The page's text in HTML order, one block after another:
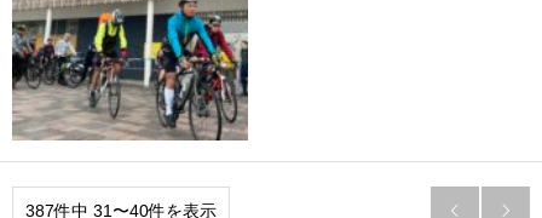
387件中 31〜40件を表示  